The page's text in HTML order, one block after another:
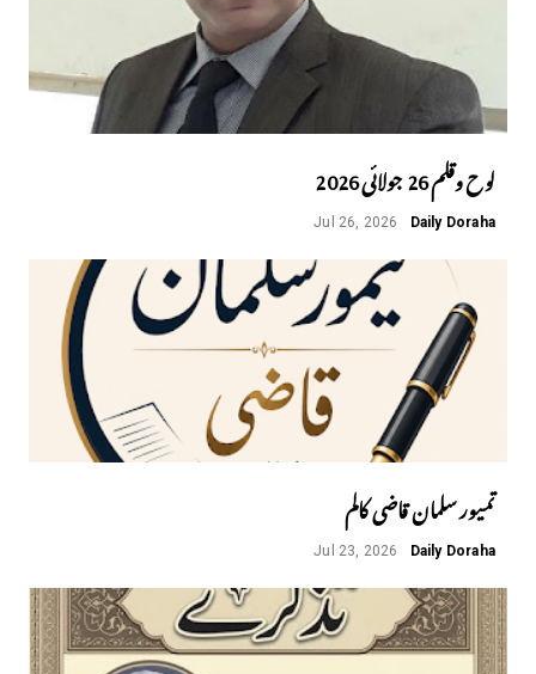
لوح وقلم 26 جولائی 2026
Daily Doraha
Jul 26, 2026
تمیور سلمان قاضی کالم
Daily Doraha
Jul 23, 2026